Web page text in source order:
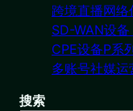
跨境直播网络
SD-WAN设
CPE设备P系
多账号社媒
搜索